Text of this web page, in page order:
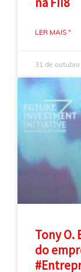
LER MAIS "
31 de
Tony O.
do